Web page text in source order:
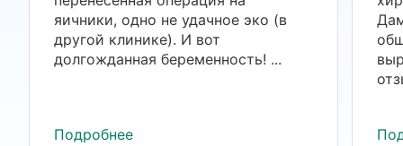
яичники, одно не удачное эко (в
другой клинике). И вот
долгожданная беременность! ...
Подробнее